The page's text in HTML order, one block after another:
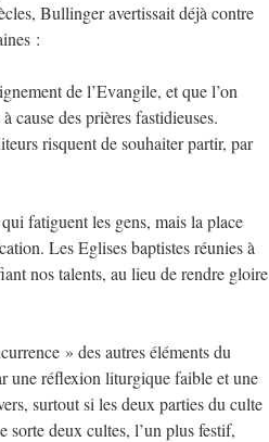
Bullinger avertissait déjà contre
:
de l’Evangile, et que l’on
cause des prières fastidieuses.
risquent de souhaiter partir, par
fatiguent les gens, mais la place
Les Eglises baptistes réunies à
nos talents, au lieu de rendre gloire
» des autres éléments du
une réflexion liturgique faible et une
surtout si les deux parties du culte
sorte deux cultes, l’un plus festif,